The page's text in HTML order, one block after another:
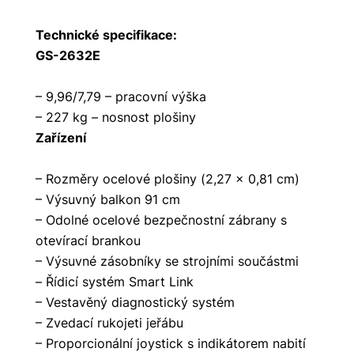
Technické specifikace:
GS-2632E
– 9,96/7,79 – pracovní výška
– 227 kg – nosnost plošiny
Zařízení
– Rozměry ocelové plošiny (2,27 x 0,81 cm)
– Výsuvný balkon 91 cm
– Odolné ocelové bezpečnostní zábrany s
otevírací brankou
– Výsuvné zásobníky se strojními součástmi
– Řídicí systém Smart Link
– Vestavěný diagnostický systém
– Zvedací rukojeti jeřábu
– Proporcionální joystick s indikátorem nabití